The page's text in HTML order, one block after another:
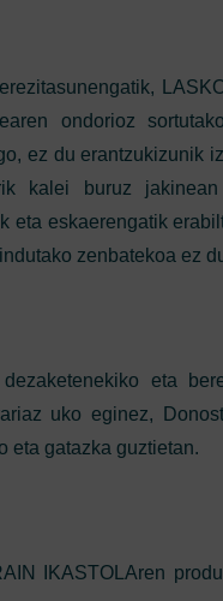
ondorioz
ez du erantzukizunik
kalei buruz
eskaerengatik
zenbatekoa ez
eta
uko eginez,
eta gatazka guztietan.
IKASTOLAren